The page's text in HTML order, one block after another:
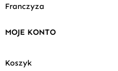
Franczyza
MOJE KONTO
Koszyk